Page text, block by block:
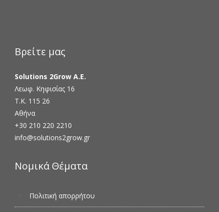
Βρείτε μας
Solutions 2Grow Α.Ε.
Λεωφ. Κηφισίας 16
Τ.Κ. 115 26
Αθήνα
+30 210 220 2210
info@solutions2grow.gr
Νομικά Θέματα
Πολιτική απορρήτου